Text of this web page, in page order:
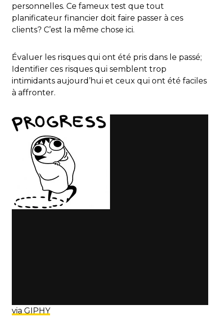
personnelles. Ce fameux test que tout
planificateur financier doit faire passer à ces
clients? C’est la même chose ici.
Évaluer les risques qui ont été pris dans le passé;
Identifier ces risques qui semblent trop
intimidants aujourd’hui et ceux qui ont été faciles
à affronter.
via GIPHY